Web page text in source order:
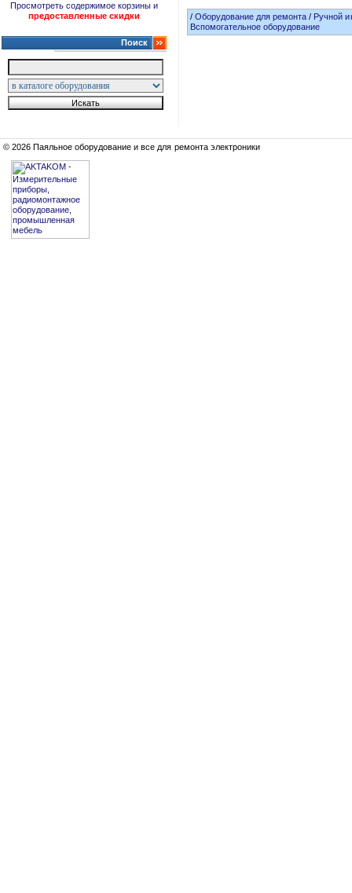
Просмотреть содержимое корзины и
предоставленные скидки
Поиск
/Оборудование для ремонта / Ручной
Вспомогательное оборудование
© 2026 Паяльное оборудование и все для ремонта электроники